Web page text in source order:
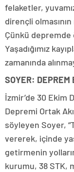
felaketler,
dirençli
Çünkü depremde
Yaşadığımız
zamanında
SOYER:
İzmir’de 30 Ekim
Depremi Ortak
söyleyen Soyer,
vererek, içinde
getirmenin
kurumu, 38 STK,